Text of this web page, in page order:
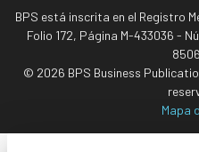
BPS está inscrita en el Registro
Folio 172, Página M-433036 -
© 2026 BPS Business
Mapa